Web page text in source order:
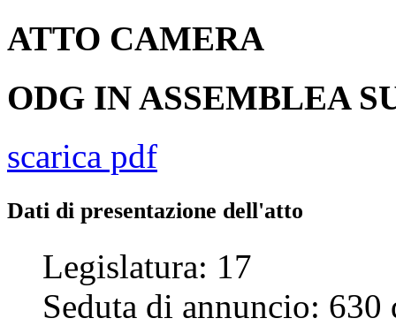
ATTO CAMERA
ODG IN ASSEMBLEA
scarica pdf
Dati di presentazione dell'atto
Legislatura: 17
Seduta di annuncio: 630